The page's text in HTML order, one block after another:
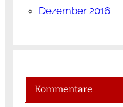
Dezember 2016
Kommentare